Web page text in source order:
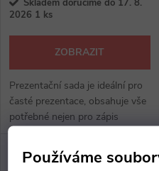
Používáme
Skladem doručíme do 17. 8.
2026 1 ks
ZOBRAZIT
Prezentační sada je ideální pro
časté prezentace, obsahuje vše
potřebné nejen pro zápis
informací, pomůcky uloženy v
hliníkovém kufříku